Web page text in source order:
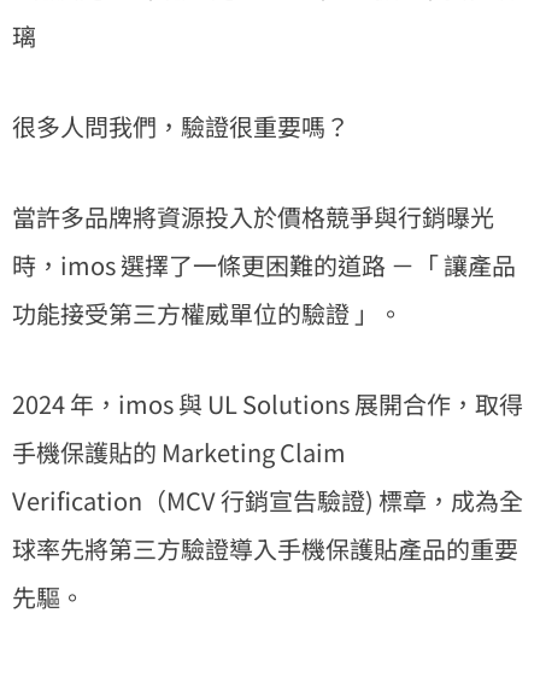
很多人問我們，驗證很重要嗎？
當許多品牌將資源投入於價格競爭與行銷曝光
時，imos 選擇了一條更困難的道路 －「 讓產品
功能接受第三方權威單位的驗證 」。
2024 年，imos 與 UL Solutions 展開合作，取得
手機保護貼的 Marketing Claim
Verification（MCV 行銷宣告驗證) 標章，成為全
球率先將第三方驗證導入手機保護貼產品的重要
先驅。